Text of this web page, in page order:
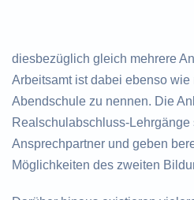
diesbezüglich gleich mehrere
Arbeitsamt ist dabei ebenso
Abendschule zu nennen. Die
Realschulabschluss-
Ansprechpartner und geben
Möglichkeiten des zweiten